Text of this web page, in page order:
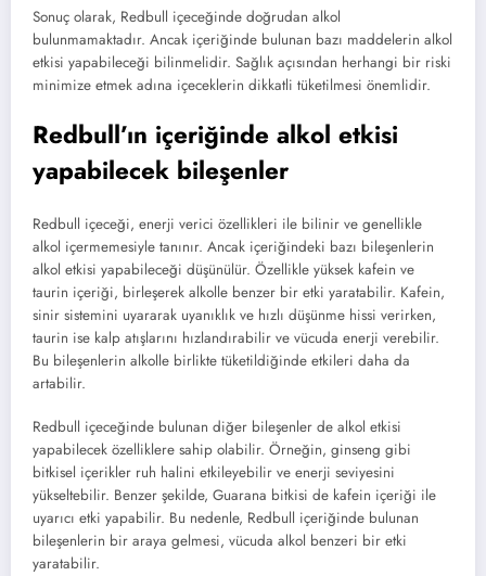
Sonuç olarak, Redbull içeceğinde doğrudan alkol
bulunmamaktadır. Ancak içeriğinde bulunan bazı maddelerin alkol
etkisi yapabileceği bilinmelidir. Sağlık açısından herhangi bir riski
minimize etmek adına içeceklerin dikkatli tüketilmesi önemlidir.
Redbull’ın içeriğinde alkol etkisi
yapabilecek bileşenler
Redbull içeceği, enerji verici özellikleri ile bilinir ve genellikle
alkol içermemesiyle tanınır. Ancak içeriğindeki bazı bileşenlerin
alkol etkisi yapabileceği düşünülür. Özellikle yüksek kafein ve
taurin içeriği, birleşerek alkolle benzer bir etki yaratabilir. Kafein,
sinir sistemini uyararak uyanıklık ve hızlı düşünme hissi verirken,
taurin ise kalp atışlarını hızlandırabilir ve vücuda enerji verebilir.
Bu bileşenlerin alkolle birlikte tüketildiğinde etkileri daha da
artabilir.
Redbull içeceğinde bulunan diğer bileşenler de alkol etkisi
yapabilecek özelliklere sahip olabilir. Örneğin, ginseng gibi
bitkisel içerikler ruh halini etkileyebilir ve enerji seviyesini
yükseltebilir. Benzer şekilde, Guarana bitkisi de kafein içeriği ile
uyarıcı etki yapabilir. Bu nedenle, Redbull içeriğinde bulunan
bileşenlerin bir araya gelmesi, vücuda alkol benzeri bir etki
yaratabilir.